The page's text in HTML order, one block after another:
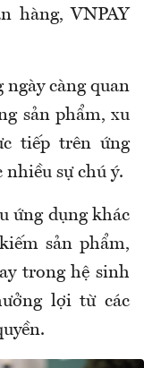
hàng, VNPAY
càng quan
sản phẩm, xu
tiếp trên ứng
sự chú ý.
ứng dụng khác
sản phẩm,
trong hệ sinh
lợi từ các